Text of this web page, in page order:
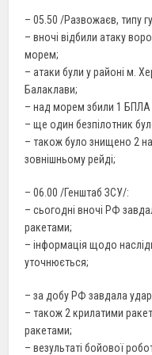
– 05.50 /Развожаєв, типу
– вночі відбили атаку
морем;
– атаки були у районі м.
Балаклави;
– над морем збили 1 БПЛА
– ще один безпілотник
– також було знищено 2
зовнішньому рейді;
– 06.00 /Генштаб ЗСУ/:
– сьогодні вночі РФ
ракетами;
– інформація щодо
уточнюється;
– за добу РФ завдала
– також 2 крилатими
ракетами;
– везультаті бойової